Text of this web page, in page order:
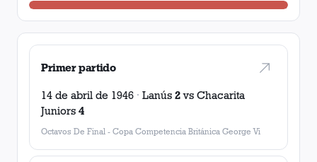
Primer partido
14 de abril de 1946 · Lanús 2vs Chacarita
Juniors 4
Octavos De Final - Copa Competencia Británica George Vi